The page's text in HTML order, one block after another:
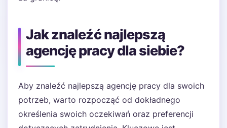
Jak znaleźć najlepszą
agencję pracy dla siebie?
Aby znaleźć najlepszą agencję pracy dla swoich
potrzeb, warto rozpocząć od dokładnego
określenia swoich oczekiwań oraz preferencji